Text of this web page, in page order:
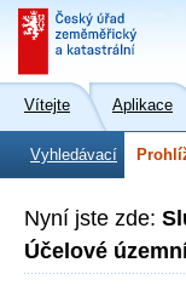
Vítejte Aplikace
Vyhledávací
Nyní jste zde:
Účelové